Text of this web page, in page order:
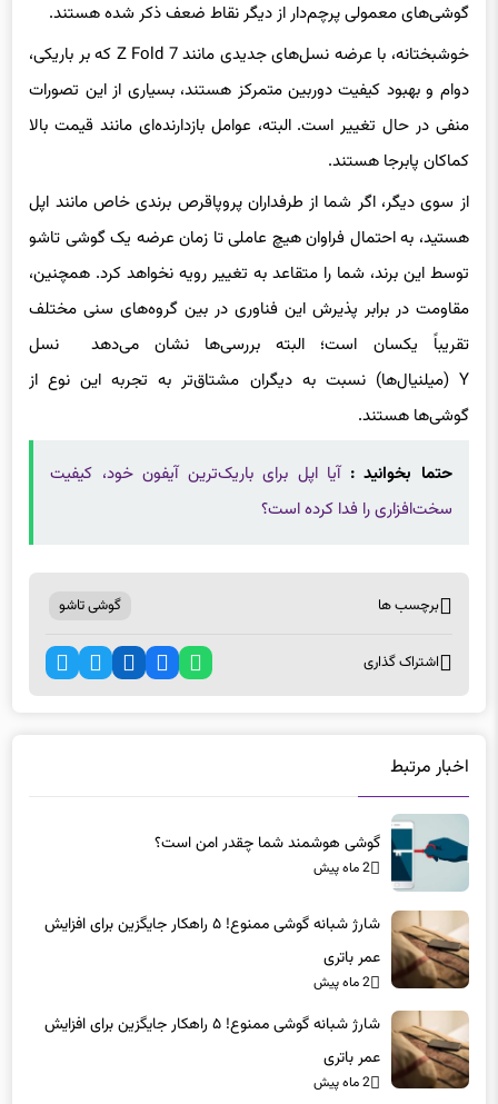
خوشبختانه، با عرضه‌ نسل‌های جدیدی مانند Z Fold 7 که بر باریکی،
دوام و بهبود کیفیت دوربین متمرکز هستند، بسیاری از این تصورات
منفی در حال تغییر است. البته، عوامل بازدارنده‌ای مانند قیمت بالا
کماکان پابرجا هستند.
از سوی دیگر، اگر شما از طرفداران پروپاقرص برندی خاص مانند اپل
هستید، به احتمال فراوان هیچ عاملی تا زمان عرضه‌ یک گوشی تاشو
توسط این برند، شما را متقاعد به تغییر رویه نخواهد کرد. همچنین،
مقاومت در برابر پذیرش این فناوری در بین گروه‌های سنی مختلف
تقریباً یکسان است؛ البته بررسی‌ها نشان می‌دهد نسل
Y (میلنیال‌ها) نسبت به دیگران مشتاق‌تر به تجربه‌ این نوع از
گوشی‌ها هستند.
سخت‌افزاری را فدا کرده است؟
2 ماه پیش
عمر باتری
عمر باتری